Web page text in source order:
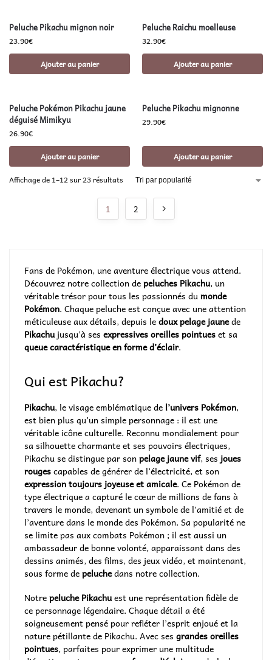
Peluche Pikachu mignon noir
23.90€
Ajouter au panier
Peluche Raichu moelleuse
32.90€
Ajouter au panier
Peluche Pokémon Pikachu jaune
déguisé Mimikyu
26.90€
Ajouter au panier
Peluche Pikachu mignonne
29.90€
Ajouter au panier
Affichage de 1–12 sur 23 résultats
1 2
Fans de Pokémon, une aventure électrique vous attend.
Découvrez notre collection depeluches Pikachu, un
véritable trésor pour tous les passionnés dumonde
Pokémon. Chaque peluche est conçue avec une attention
méticuleuse aux détails, depuis ledoux pelage jaunede
Pikachu jusqu’à ses expressives oreilles pointueset sa
queue caractéristique en forme d’éclair.
Qui est Pikachu?
Pikachu, le visage emblématique de l’univers Pokémon,
est bien plus qu’un simple personnage : il est une
véritable icône culturelle. Reconnu mondialement pour
sa silhouette charmante et ses pouvoirs électriques,
Pikachu se distingue par sonpelage jaune vif, ses joues
rougescapables de générer de l’électricité, et son
expression toujours joyeuse et amicale. Ce Pokémon de
type électrique a capturé le cœur de millions de fans à
travers le monde, devenant un symbole de l’amitié et de
l’aventure dans le monde des Pokémon. Sa popularité ne
se limite pas aux combats Pokémon ; il est aussi un
ambassadeur de bonne volonté, apparaissant dans des
dessins animés, des films, des jeux vidéo, et maintenant,
sous forme depeluchedans notre collection.
Notrepeluche Pikachuest une représentation fidèle de
ce personnage légendaire. Chaque détail a été
soigneusement pensé pour refléter l’esprit enjoué et la
nature pétillante de Pikachu. Avec ses grandes oreilles
pointues, parfaites pour exprimer une multitude